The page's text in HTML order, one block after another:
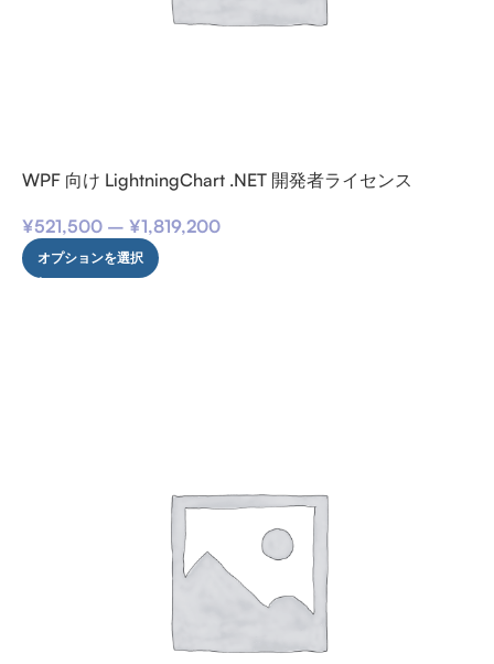
WPF 向け LightningChart .NET 開発者ライセンス
¥521,500 – ¥1,819,200
オプションを選択